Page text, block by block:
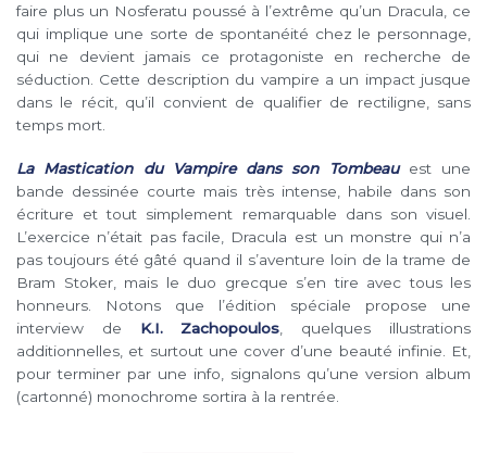
faire plus un Nosferatu poussé à l’extrême qu’un Dracula, ce
qui implique une sorte de spontanéité chez le personnage,
qui ne devient jamais ce protagoniste en recherche de
séduction. Cette description du vampire a un impact jusque
dans le récit, qu’il convient de qualifier de rectiligne, sans
temps mort.
La Mastication du Vampire dans son Tombeauest une
bande dessinée courte mais très intense, habile dans son
écriture et tout simplement remarquable dans son visuel.
L’exercice n’était pas facile, Dracula est un monstre qui n’a
pas toujours été gâté quand il s’aventure loin de la trame de
Bram Stoker, mais le duo grecque s’en tire avec tous les
honneurs. Notons que l’édition spéciale propose une
interview de K.I. Zachopoulos , quelques illustrations
additionnelles, et surtout une cover d’une beauté infinie. Et,
pour terminer par une info, signalons qu’une version album
(cartonné) monochrome sortira à la rentrée.